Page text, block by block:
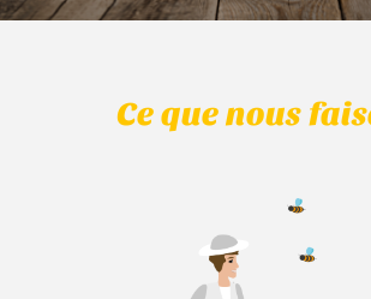
Ce que nous